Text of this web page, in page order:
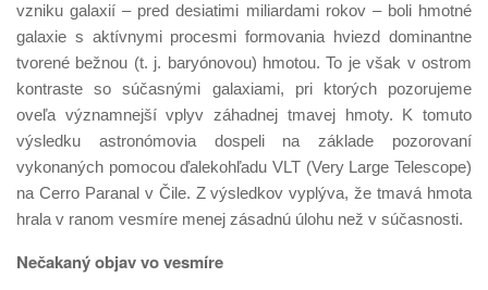
vzniku galaxií – pred desiatimi miliardami rokov – boli hmotné
galaxie s aktívnymi procesmi formovania hviezd dominantne
tvorené bežnou (t. j. baryónovou) hmotou. To je však v ostrom
kontraste so súčasnými galaxiami, pri ktorých pozorujeme
oveľa významnejší vplyv záhadnej tmavej hmoty. K tomuto
výsledku astronómovia dospeli na základe pozorovaní
vykonaných pomocou ďalekohľadu VLT (Very Large Telescope)
na Cerro Paranal v Čile. Z výsledkov vyplýva, že tmavá hmota
hrala v ranom vesmíre menej zásadnú úlohu než v súčasnosti.
Nečakaný objav vo vesmíre